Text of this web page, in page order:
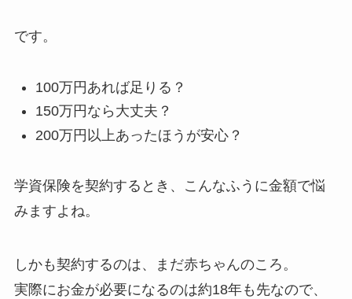
です。
100万円あれば足りる？
150万円なら大丈夫？
200万円以上あったほうが安心？
学資保険を契約するとき、こんなふうに金額で悩
みますよね。
しかも契約するのは、まだ赤ちゃんのころ。
実際にお金が必要になるのは約18年も先なので、